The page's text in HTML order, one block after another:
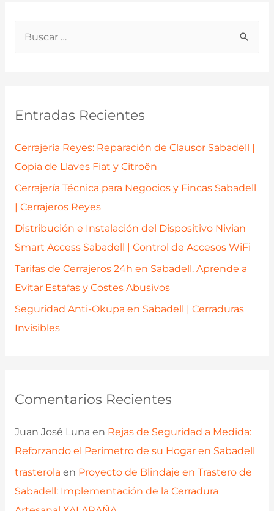
p
o
:
Entradas Recientes
Cerrajería Reyes: Reparación de Clausor Sabadell |
Copia de Llaves Fiat y Citroën
Cerrajería Técnica para Negocios y Fincas Sabadell
| Cerrajeros Reyes
Distribución e Instalación del Dispositivo Nivian
Smart Access Sabadell | Control de Accesos WiFi
Tarifas de Cerrajeros 24h en Sabadell. Aprende a
Evitar Estafas y Costes Abusivos
Seguridad Anti-Okupa en Sabadell | Cerraduras
Invisibles
Comentarios Recientes
Juan José Luna en Rejas de Seguridad a Medida:
Reforzando el Perímetro de su Hogar en Sabadell
trasterola en Proyecto de Blindaje en Trastero de
Sabadell: Implementación de la Cerradura